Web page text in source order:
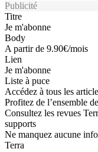
Publicité
Titre
Je m'abonne
Body
A partir de 9.90€/mois
Lien
Je m'abonne
Liste à puce
Accédez à tous les
Profitez de l’ensemble
Consultez les revues
supports
Ne manquez aucune
Terra